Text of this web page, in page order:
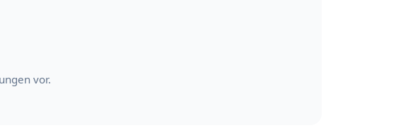
vor.